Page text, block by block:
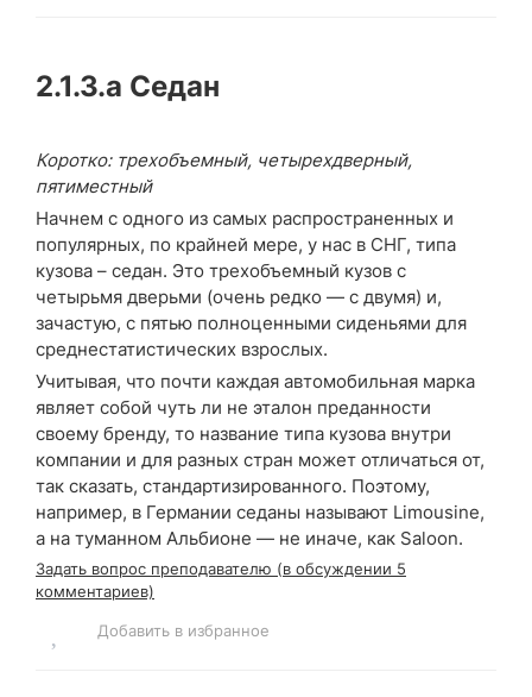
2.1.3.a Седан
Коротко: трехобъемный, четырехдверный,
пятиместный
Начнем с одного из самых распространенных и
популярных, по крайней мере, у нас в СНГ, типа
кузова – седан. Это трехобъемный кузов с
четырьмя дверьми (очень редко — с двумя) и,
зачастую, с пятью полноценными сиденьями для
среднестатистических взрослых.
Учитывая, что почти каждая автомобильная марка
являет собой чуть ли не эталон преданности
своему бренду, то название типа кузова внутри
компании и для разных стран может отличаться от,
так сказать, стандартизированного. Поэтому,
например, в Германии седаны называют Limousine,
а на туманном Альбионе — не иначе, как Saloon.
Задать вопрос преподавателю (в обсуждении 5
комментариев)
Добавить в избранное